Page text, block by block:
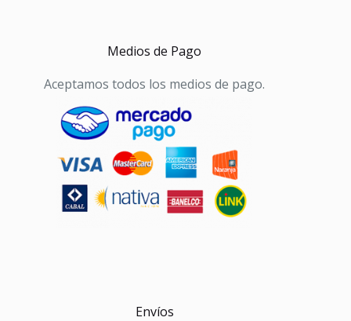
Medios de Pago
Aceptamos todos los medios de pago.
Envíos